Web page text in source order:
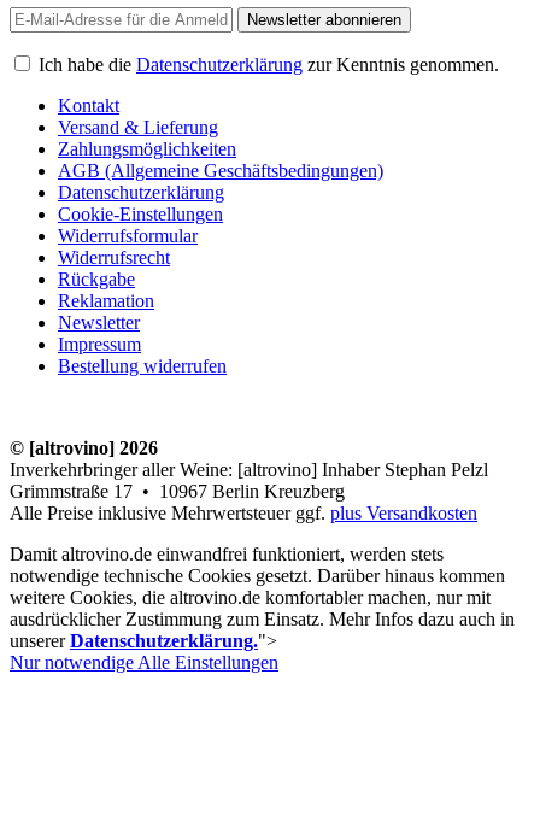
Kontakt
Versand & Lieferung
Zahlungsmöglichkeiten
AGB (Allgemeine Geschäftsbedingungen)
Datenschutzerklärung
Cookie-Einstellungen
Widerrufsformular
Widerrufsrecht
Rückgabe
Reklamation
Newsletter
Impressum
© [altrovino] 2026
Inverkehrbringer aller Weine: [altrovino] Inhaber Stephan Pelzl
Grimmstraße 17 • 10967 Berlin Kreuzberg
Damit altrovino.de einwandfrei funktioniert, werden stets
notwendige technische Cookies gesetzt. Darüber hinaus kommen
weitere Cookies, die altrovino.de komfortabler machen, nur mit
ausdrücklicher Zustimmung zum Einsatz. Mehr Infos dazu auch in
unsererDatenschutzerklärung.">